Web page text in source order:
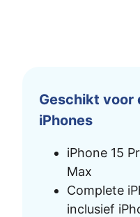
Geschikt voor
iPhones
iPhone 15
Max
Complete
inclusief